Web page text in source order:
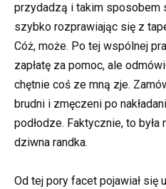
przydadzą i takim sposobem
szybko rozprawiając się z
Cóż, może. Po tej wspólnej
zapłatę za pomoc, ale
chętnie coś ze mną zje.
brudni i zmęczeni po
podłodze. Faktycznie, to
dziwna randka.
Od tej pory facet pojawiał się